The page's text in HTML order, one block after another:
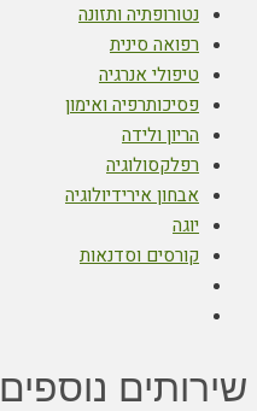
נטורופתיה ותזונה
רפואה סינית
טיפולי אנרגיה
פסיכותרפיה ואימון
הריון ולידה
רפלקסולוגיה
אבחון אירידיולוגיה
יוגה
קורסים וסדנאות
שירותים נוספים